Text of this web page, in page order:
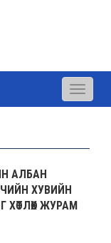
Toggle
АЛБАН
ХУВИЙН
ХӨТЛӨХ ЖУРАМ